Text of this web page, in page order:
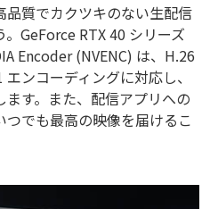
質でカクツキのない生配信
GeForce RTX 40 シリーズ
Encoder (NVENC) は、H.26
ンコーディングに対応し、
す。また、配信アプリへの
でも最高の映像を届けるこ